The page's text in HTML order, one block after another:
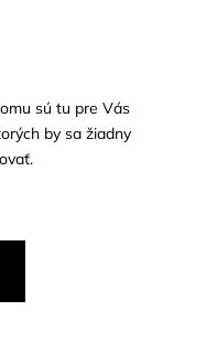
sú tu pre Vás
by sa žiadny